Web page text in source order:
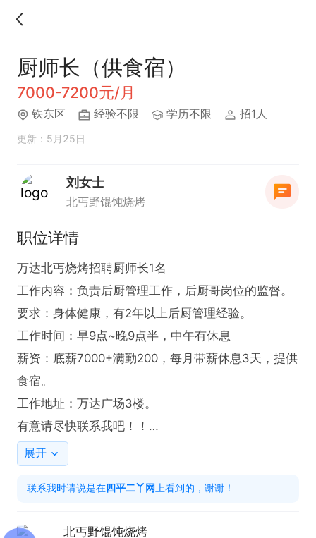
厨师长（供食宿）
7000-7200元/月
铁东区 经验不限 学历不限 招1人
更新：5月25日
刘女士
北丐野馄饨烧烤
职位详情
万达北丐烧烤招聘厨师长1名
工作内容：负责后厨管理工作，后厨哥岗位的监督。
要求：身体健康，有2年以上后厨管理经验。
工作时间：早9点~晚9点半，中午有休息
薪资：底薪7000+满勤200，每月带薪休息3天，提供
食宿。
工作地址：万达广场3楼。
有意请尽快联系我吧！！
联系我时，请说是在“四平二丫网”看的信息，谢谢。
展开
联系我时请说是在四平二丫网 上看到的，谢谢！
北丐野馄饨烧烤